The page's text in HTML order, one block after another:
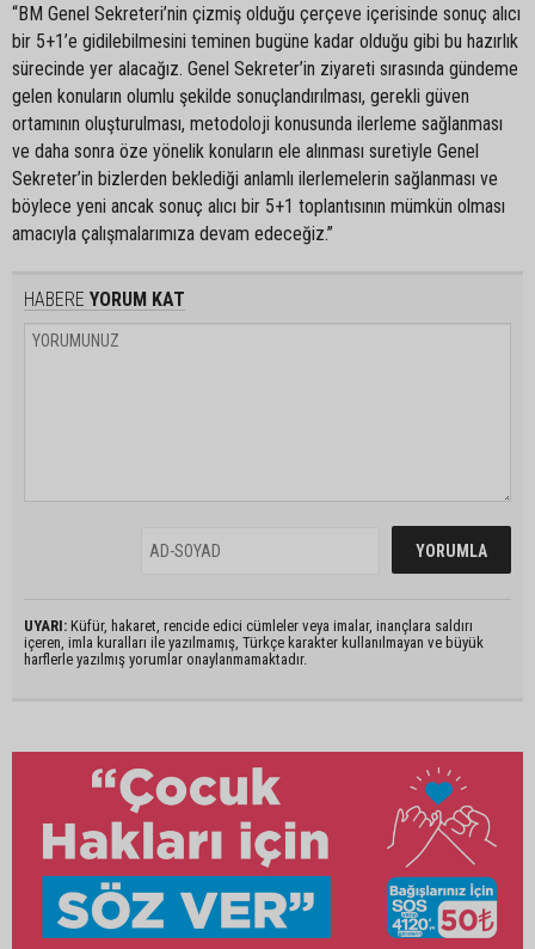
“BM Genel Sekreteri’nin çizmiş olduğu çerçeve içerisinde sonuç alıcı
bir 5+1’e gidilebilmesini teminen bugüne kadar olduğu gibi bu hazırlık
sürecinde yer alacağız. Genel Sekreter’in ziyareti sırasında gündeme
gelen konuların olumlu şekilde sonuçlandırılması, gerekli güven
ortamının oluşturulması, metodoloji konusunda ilerleme sağlanması
ve daha sonra öze yönelik konuların ele alınması suretiyle Genel
Sekreter’in bizlerden beklediği anlamlı ilerlemelerin sağlanması ve
böylece yeni ancak sonuç alıcı bir 5+1 toplantısının mümkün olması
amacıyla çalışmalarımıza devam edeceğiz.”
HABERE YORUM KAT
UYARI: Küfür, hakaret, rencide edici cümleler veya imalar, inançlara saldırı
içeren, imla kuralları ile yazılmamış, Türkçe karakter kullanılmayan ve büyük
harflerle yazılmış yorumlar onaylanmamaktadır.